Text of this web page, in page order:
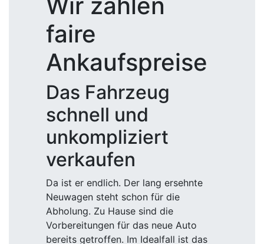
faire
Ankaufspreise
Das Fahrzeug
schnell und
unkompliziert
verkaufen
Da ist er endlich. Der lang ersehnte
Neuwagen steht schon für die
Abholung. Zu Hause sind die
Vorbereitungen für das neue Auto
bereits getroffen. Im Idealfall ist das